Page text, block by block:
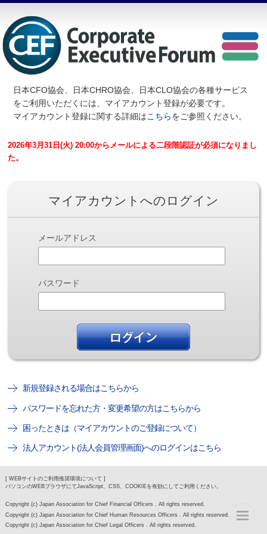
日本CFO協会、日本CHRO協会、日本CLO協会の各種サービス
をご利用いただくには、マイアカウント登録が必要です。
マイアカウント登録に関する詳細はこちらをご参照ください。
2026年3月31日(火) 20:00からメールによる二段階認証が必須になりまし
た。
マイアカウントへのログイン
メールアドレス
パスワード
新規登録される場合はこちらから
パスワードを忘れた方・変更希望の方はこちらから
困ったときは（マイアカウントのご登録について）
法人アカウント(法人会員管理画面)へのログインはこちら
[ WEBサイトのご利用推奨環境について ]
パソコンのWEBブラウザにてJavaScript、CSS、COOKIEを有効にしてご利用ください。
Copyright (c) Japan Association for Chief Financial Officers . All rights reserved.
Copyright (c) Japan Association for Chief Human Resources Officers . All rights reserved.
Copyright (c) Japan Association for Chief Legal Officers . All rights reserved.